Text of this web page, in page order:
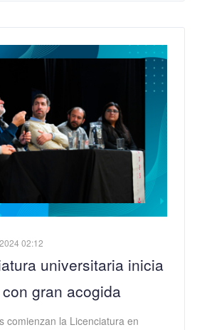
02:12
universitaria inicia
gran acogida
comienzan la Licenciatura en